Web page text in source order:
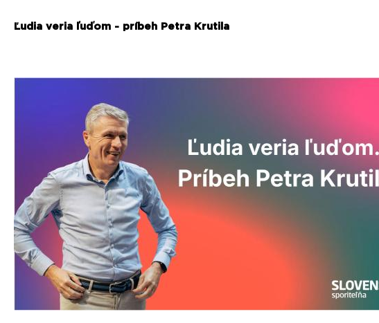
Ľudia veria ľuďom - príbeh Petra Krutila